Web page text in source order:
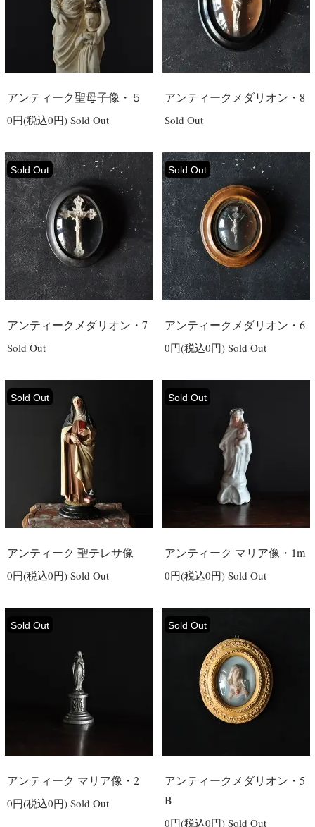
アンティーク聖母子像・５
0円(税込0円) Sold Out
アンティークメダリオン・8
Sold Out
Sold Out
アンティークメダリオン・7
Sold Out
Sold Out
アンティークメダリオン・6
0円(税込0円) Sold Out
Sold Out
アンティーク 聖テレサ像
0円(税込0円) Sold Out
Sold Out
アンティーク マリア像・1m
0円(税込0円) Sold Out
Sold Out
アンティーク マリア像・2
0円(税込0円) Sold Out
Sold Out
アンティークメダリオン・5
B
0円(税込0円) Sold Out